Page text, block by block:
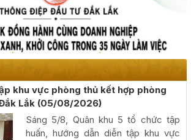
Đỗ Hữu Huy: Quyết liệt đẩy nhanh
đầu tư công theo nguyên tắc "6 rõ
chuẩn bị diễn tập khu vực phòng thủ
thủ dân sự tỉnh năm 2026
khu vực phòng thủ kết hợp phòng
Lắk (05/08/2026)
Sáng 5/8, Quân khu 5 tổ chức tập
huấn, hướng dẫn diễn tập khu vực